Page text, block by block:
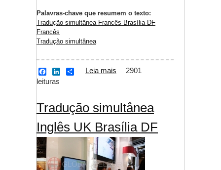
Palavras-chave que resumem o texto:
Tradução simultânea Francês Brasília DF
Francês
Tradução simultânea
a
c
o
k
e
d
n
e
Leia mais sobre Tradução
2901
leituras
Tradução simultânea
Inglês UK Brasília DF